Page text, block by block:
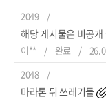
2049
해당 게시물은 비공개
이** 완료
2048
마라톤 뒤 쓰레기들